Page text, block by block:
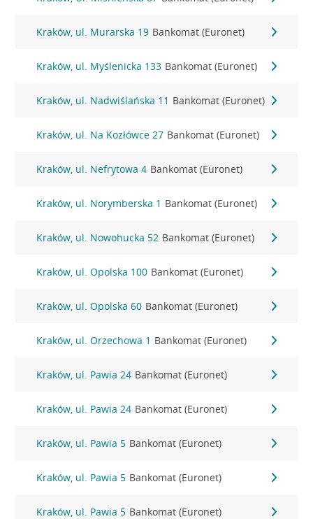
Kraków, ul. Murarska 19 Bankomat (Euronet)
Kraków, ul. Myślenicka 133 Bankomat (Euronet)
Kraków, ul. Nadwiślańska 11 Bankomat (Euronet)
Kraków, ul. Na Kozłówce 27 Bankomat (Euronet)
Kraków, ul. Nefrytowa 4 Bankomat (Euronet)
Kraków, ul. Norymberska 1 Bankomat (Euronet)
Kraków, ul. Nowohucka 52 Bankomat (Euronet)
Kraków, ul. Opolska 100 Bankomat (Euronet)
Kraków, ul. Opolska 60 Bankomat (Euronet)
Kraków, ul. Orzechowa 1 Bankomat (Euronet)
Kraków, ul. Pawia 24 Bankomat (Euronet)
Kraków, ul. Pawia 24 Bankomat (Euronet)
Kraków, ul. Pawia 5 Bankomat (Euronet)
Kraków, ul. Pawia 5 Bankomat (Euronet)
Kraków, ul. Pawia 5 Bankomat (Euronet)